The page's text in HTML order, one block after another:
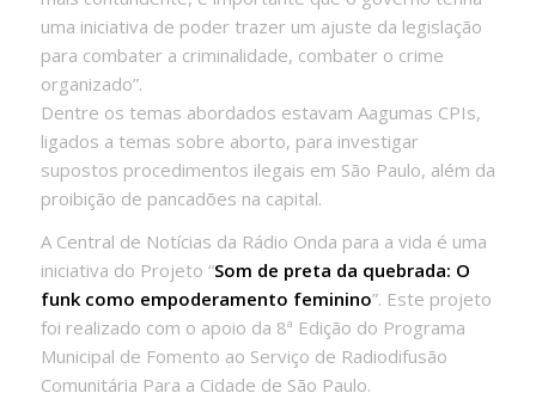
uma iniciativa de poder trazer um ajuste da legislação
para combater a criminalidade, combater o crime
organizado”.
Dentre os temas abordados estavam Aagumas CPIs,
ligados a temas sobre aborto, para investigar
supostos procedimentos ilegais em São Paulo, além da
proibição de pancadões na capital.
A Central de Notícias da Rádio Onda para a vida é uma
iniciativa do Projeto “Som de preta da quebrada: O
funk como empoderamento feminino”. Este projeto
foi realizado com o apoio da 8ª Edição do Programa
Municipal de Fomento ao Serviço de Radiodifusão
Comunitária Para a Cidade de São Paulo.